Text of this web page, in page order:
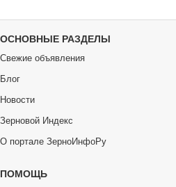
ОСНОВНЫЕ РАЗДЕЛЫ
Свежие объявления
Блог
Новости
Зерновой Индекс
О портале ЗерноИнфоРу
ПОМОЩЬ